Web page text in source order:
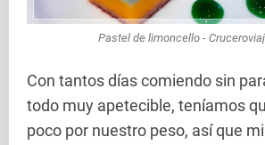
Pastel de limoncello -
Con tantos días comiendo sin
todo muy apetecible, teníamos
poco por nuestro peso, así que